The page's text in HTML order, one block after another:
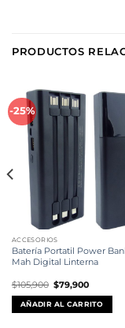
PRODUCTOS
-25%
ACCESORIOS
Batería Portatil Power
Mah Digital Linterna
$105,900 El
precio
original
era:
$105,900.
$79,900El
actual
es:
$79,900.
AÑADIR AL CARRITO